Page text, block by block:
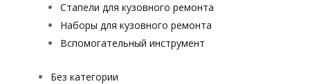
Стапели для кузовного ремонта
Наборы для кузовного ремонта
Вспомогательный инструмент
Без категории